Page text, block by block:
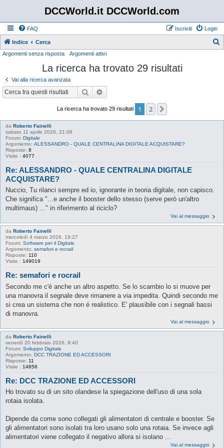
DCCWorld.it DCCWorld.com
FAQ Login
Iscriviti
Indice Cerca
Argomenti senza risposta Argomenti attivi
La ricerca ha trovato 29 risultati
Vai alla ricerca avanzata
Cerca
La ricerca ha trovato 29 risultati 1 2
da Roberto Fainelli
sabato 11 aprile 2026, 21:08
Forum: Digitale
Argomento: ALESSANDRO - QUALE CENTRALINA DIGITALE ACQUISTARE?
Risposte: 8
Visite : 4077
Re: ALESSANDRO - QUALE CENTRALINA DIGITALE
ACQUISTARE?
Nuccio, Tu rilanci sempre ed io, ignorante in teoria digitale, non capisco.
Che significa "...e anche il booster dello stesso (serve però un'altro
multimaus) ..." in riferimento al riciclo?
Vai al messaggio
da Roberto Fainelli
mercoledì 4 marzo 2026, 19:27
Forum: Software per il Digitale
Argomento: semafori e rocrail
Risposte: 110
Visite : 149019
Re: semafori e rocrail
Secondo me c'é anche un altro aspetto. Se lo scambio lo si muove per
una manovra il segnale deve rimanere a via impedita. Quindi secondo me
si crea un sistema che non é realistico. E' plausibile con i segnali bassi
di manovra.
Vai al messaggio
da Roberto Fainelli
venerdì 20 febbraio 2026, 9:40
Forum: Sviluppo Digitale
Argomento: DCC TRAZIONE ED ACCESSORI
Risposte: 11
Visite : 14856
Re: DCC TRAZIONE ED ACCESSORI
Ho trovato su di un sito olandese la spiegazione dell'uso di una sola
rotaia isolata.
Dipende da come sono collegati gli alimentatori di centrale e booster. Se
gli alimentatori sono isolati tra loro usano solo una rotaia. Se invece agli
alimentatori viene collegato il negativo allora si isolano ...
Vai al messaggio